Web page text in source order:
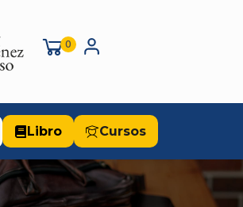
0
Libro Cursos